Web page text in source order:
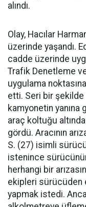
alındı.
Olay, Hacılar
üzerinde yaşandı.
cadde üzerinde
Trafik Denetleme
uygulama
etti. Seri bir şekilde
kamyonetin
araç koltuğu altında
gördü. Aracının
S. (27) isimli
istenince
herhangi bir
ekipleri sürücüden
yapmak istedi.